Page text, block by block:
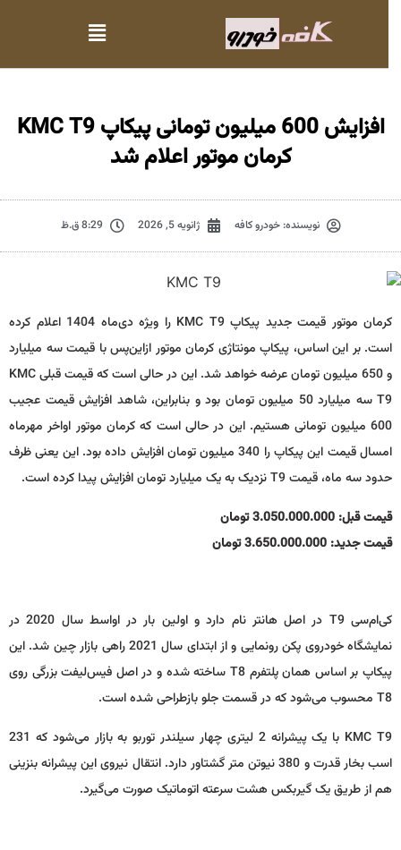
افزایش 600 میلیون تومانی پیکاپ KMC T9
کرمان موتور اعلام شد
نویسنده:خودرو کافه ژانویه 5, 2026 8:29 ق.ظ
کرمان موتور قیمت جدید پیکاپ KMC T9 را ویژه دی‌ماه 1404 اعلام کرده
است. بر این اساس، پیکاپ مونتاژی کرمان موتور ازاین‌پس با قیمت سه میلیارد
و 650 میلیون تومان عرضه خواهد شد. این در حالی است که قیمت قبلی KMC
T9 سه میلیارد 50 میلیون تومان بود و بنابراین، شاهد افزایش قیمت عجیب
600 میلیون تومانی هستیم. این در حالی است که کرمان موتور اواخر مهرماه
امسال قیمت این پیکاپ را 340 میلیون تومان افزایش داده بود. این یعنی ظرف
حدود سه ماه، قیمت T9 نزدیک به یک میلیارد تومان افزایش پیدا کرده است.
قیمت قبل: 3.050.000.000 تومان
قیمت جدید: 3.650.000.000 تومان
کی‌ام‌سی T9 در اصل هانتر نام دارد و اولین بار در اواسط سال 2020 در
نمایشگاه خودروی پکن رونمایی و از ابتدای سال 2021 راهی بازار چین شد. این
پیکاپ بر اساس همان پلتفرم T8 ساخته شده و در اصل فیس‌لیفت بزرگی روی
T8 محسوب می‌شود که در قسمت جلو بازطراحی شده است.
KMC T9 با یک پیشرانه 2 لیتری چهار سیلندر توربو به بازار می‌شود که 231
اسب بخار قدرت و 380 نیوتن متر گشتاور دارد. انتقال نیروی این پیشرانه بنزینی
هم از طریق یک گیربکس هشت سرعته اتوماتیک صورت می‌گیرد.